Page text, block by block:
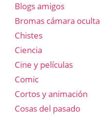
Blogs amigos
Bromas cámara oculta
Chistes
Ciencia
Cine y películas
Comic
Cortos y animación
Cosas del pasado